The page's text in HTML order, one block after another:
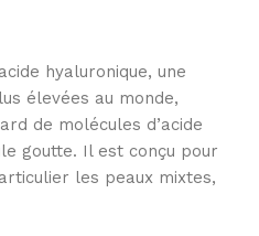
hyaluronique, une
élevées au monde,
de molécules d’acide
goutte. Il est conçu pour
les peaux mixtes,